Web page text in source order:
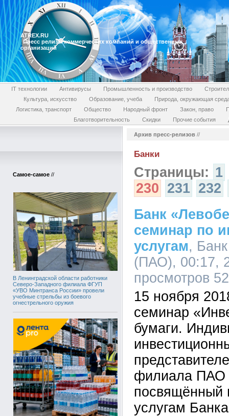
ATREX.RU
Пресс релизы коммерческих компаний и общественных
организаций
IT технологии Антивирусы Промышленность и производство
Культура, искусство
Образование, учеба
Природа, окружающая
Логистика, транспорт
Общество Народный фронт Закон, право
Благотворительность
Скидки Прочие события
Самое-самое //
В Ленинградской области работники
Северо-Западного филиала ФГУП
«УВО Минтранса России» провели
учебные стрельбы из боевого
огнестрельного оружия
Архив пресс-релизов //
Банки
Страницы: 1
230 231 232
Банк
семинар по
услугам,
(ПАО), 00:17,
просмотров
15 ноября
семинар
бумаги.
филиала ПАО
посвящённый
услугам